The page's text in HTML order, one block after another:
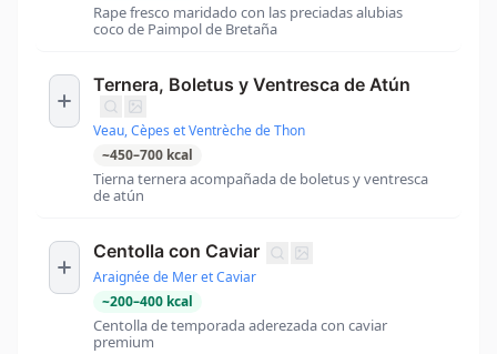
Rape fresco maridado con las preciadas alubias
coco de Paimpol de Bretaña
Ternera, Boletus y Ventresca de Atún
Veau, Cèpes et Ventrèche de Thon
~450–700 kcal
Tierna ternera acompañada de boletus y ventresca
de atún
Centolla con Caviar
Araignée de Mer et Caviar
~200–400 kcal
Centolla de temporada aderezada con caviar
premium